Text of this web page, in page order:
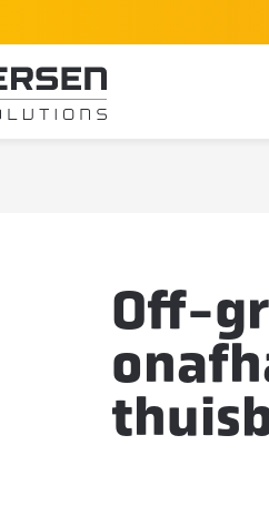
energie onafhankelijk met
Off-